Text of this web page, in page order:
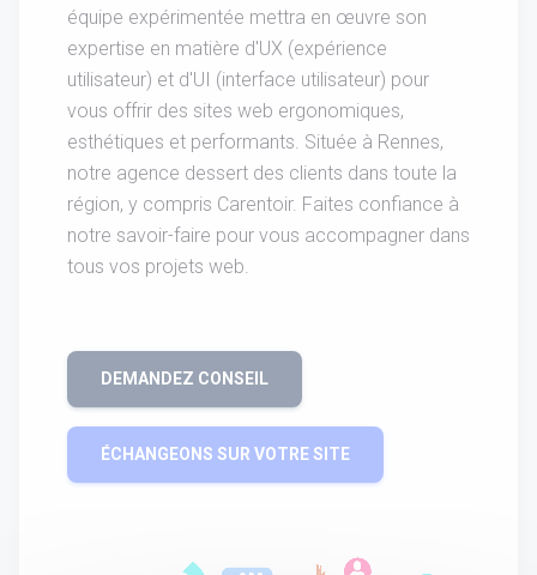
équipe expérimentée mettra en œuvre son
expertise en matière d'UX (expérience
utilisateur) et d'UI (interface utilisateur) pour
vous offrir des sites web ergonomiques,
esthétiques et performants. Située à Rennes,
notre agence dessert des clients dans toute la
région, y compris Carentoir. Faites confiance à
notre savoir-faire pour vous accompagner dans
tous vos projets web.
DEMANDEZ CONSEIL
ÉCHANGEONS SUR VOTRE SITE